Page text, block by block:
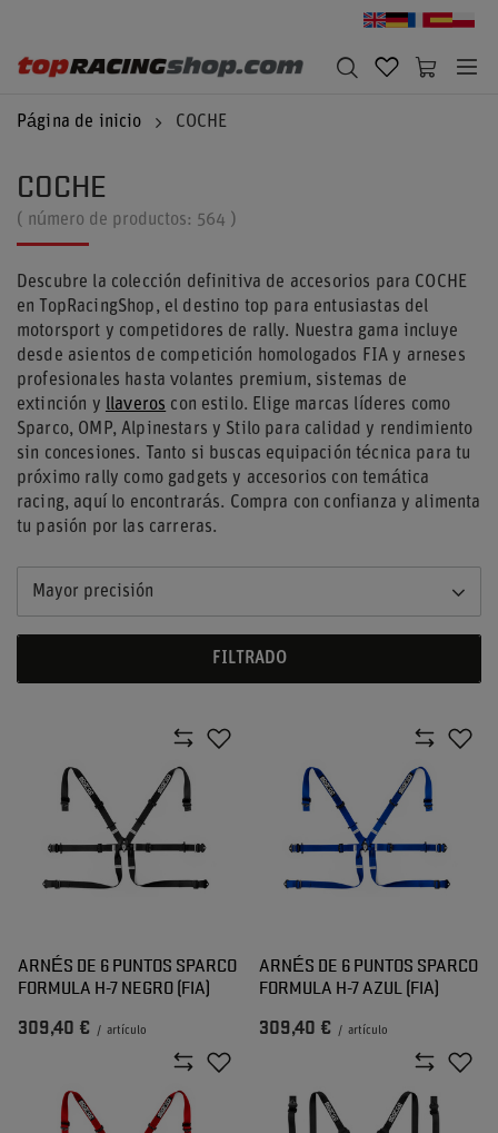
Página de inicio COCHE
COCHE
( número de productos: 564 )
Descubre la colección definitiva de accesorios para COCHE
en TopRacingShop, el destino top para entusiastas del
motorsport y competidores de rally. Nuestra gama incluye
desde asientos de competición homologados FIA y arneses
profesionales hasta volantes premium, sistemas de
extinción y llaveros con estilo. Elige marcas líderes como
Sparco, OMP, Alpinestars y Stilo para calidad y rendimiento
sin concesiones. Tanto si buscas equipación técnica para tu
próximo rally como gadgets y accesorios con temática
racing, aquí lo encontrarás. Compra con confianza y alimenta
tu pasión por las carreras.
Mayor precisión
FILTRADO
ARNÉS DE 6 PUNTOS SPARCO
FORMULA H-7 NEGRO (FIA)
309,40 € / artículo
ARNÉS DE 6 PUNTOS SPARCO
FORMULA H-7 AZUL (FIA)
309,40 € / artículo